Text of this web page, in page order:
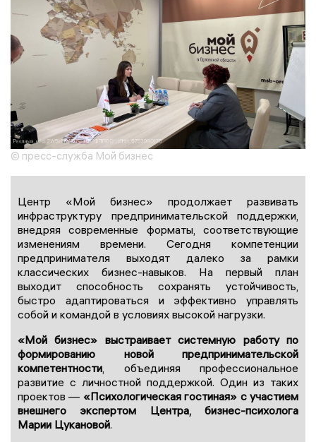
© пресс-служба Мой бизнес
Центр «Мой бизнес» продолжает развивать
инфраструктуру предпринимательской поддержки,
внедряя современные форматы, соответствующие
изменениям времени. Сегодня компетенции
предпринимателя выходят далеко за рамки
классических бизнес-навыков. На первый план
выходит способность сохранять устойчивость,
быстро адаптироваться и эффективно управлять
собой и командой в условиях высокой нагрузки.
«Мой бизнес» выстраивает системную работу по
формированию новой предпринимательской
компетентности, объединяя профессиональное
развитие с личностной поддержкой. Один из таких
проектов — «Психологическая гостиная» с участием
внешнего экспертом Центра, бизнес-психолога
Марии Цукановой.